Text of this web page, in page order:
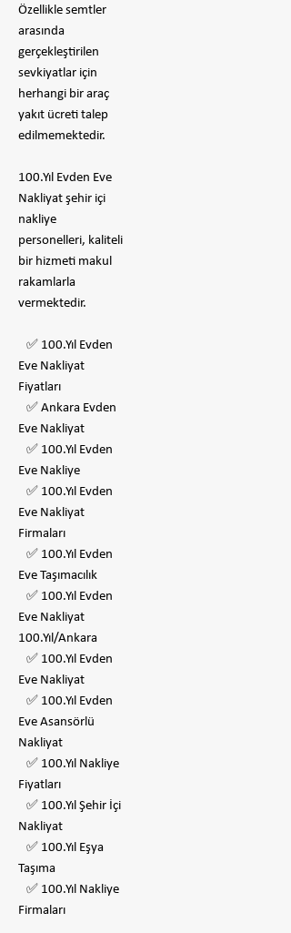
Özellikle semtler
arasında
gerçekleştirilen
sevkiyatlar için
herhangi bir araç
yakıt ücreti talep
edilmemektedir.
100.Yıl Evden Eve
Nakliyat şehir içi
nakliye
personelleri, kaliteli
bir hizmeti makul
rakamlarla
vermektedir.
✅ 100.Yıl Evden
Eve Nakliyat
Fiyatları
✅ Ankara Evden
Eve Nakliyat
✅ 100.Yıl Evden
Eve Nakliye
✅ 100.Yıl Evden
Eve Nakliyat
Firmaları
✅ 100.Yıl Evden
Eve Taşımacılık
✅ 100.Yıl Evden
Eve Nakliyat
100.Yıl/Ankara
✅ 100.Yıl Evden
Eve Nakliyat
✅ 100.Yıl Evden
Eve Asansörlü
Nakliyat
✅ 100.Yıl Nakliye
Fiyatları
✅ 100.Yıl Şehir İçi
Nakliyat
✅ 100.Yıl Eşya
Taşıma
✅ 100.Yıl Nakliye
Firmaları